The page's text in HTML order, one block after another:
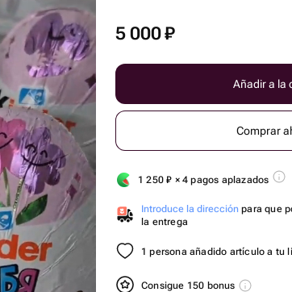
5 000₽
Añadir a la
Comprar
1 250₽ × 4 pagos aplazados
Introduce la dirección para que
la entrega
1 persona añadido artículo a tu
Consigue 150 bonus